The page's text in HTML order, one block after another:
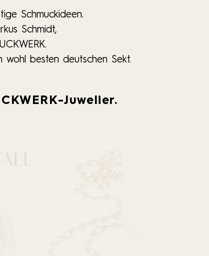
Schmuckideen.
Schmidt,
wohl besten deutschen Sekt.
Juwelier.